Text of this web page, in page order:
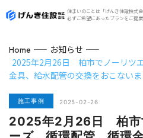
住まいのことは「げんき住設株式
必ずご希望にあったプランをご提案
Home
お知らせ
2025年2月26日 柏市でノーリツ
金具、給水配管の交換をおこない
施工事例 2025-02-26
2025年2月26日 柏市